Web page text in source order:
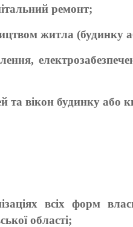
ремонт;
житла (будинку
та вікон будинку або
всіх форм
області;